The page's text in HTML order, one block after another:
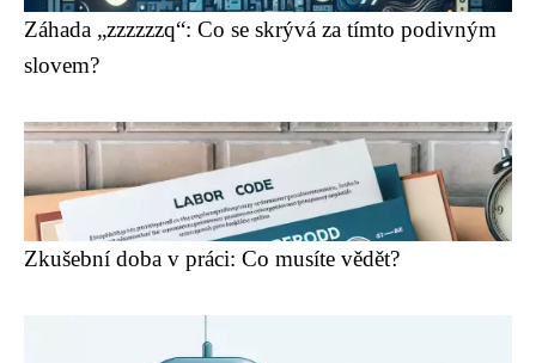
Záhada „zzzzzzq“: Co se skrývá za tímto podivným
slovem?
Zkušební doba v práci: Co musíte vědět?